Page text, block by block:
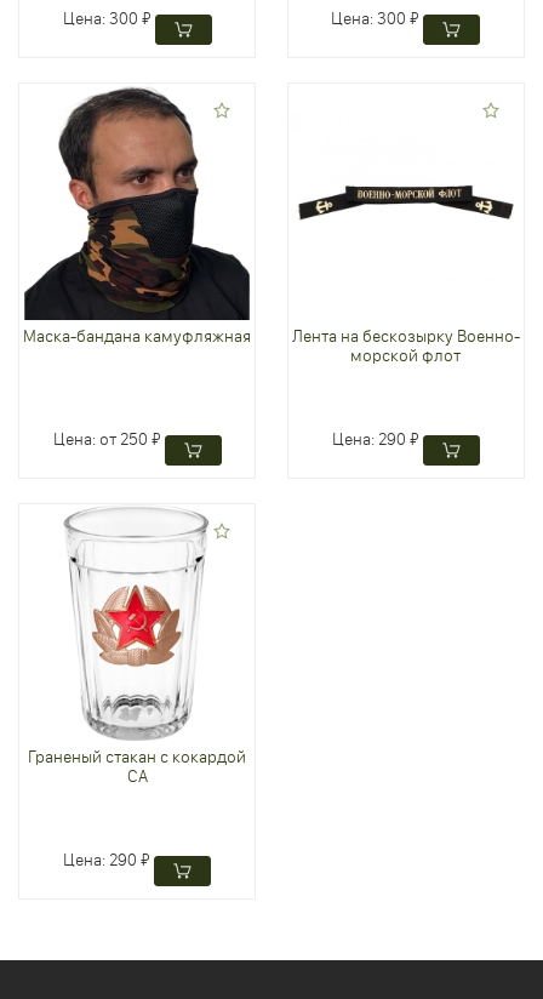
Цена:300 ₽ Цена:300 ₽
Маска-бандана камуфляжная
Цена:от 250 ₽
Лента на бескозырку Военно-
морской флот
Цена: 290 ₽
Граненый стакан с кокардой
СА
Цена: 290 ₽